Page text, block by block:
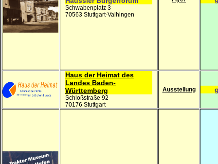
Schwabenplatz 3
70563 Stuttgart-Vaihingen
Haus der Heimat des
Landes Baden-
Württemberg
Schloßstraße 92
70176 Stuttgart
Ausstellung